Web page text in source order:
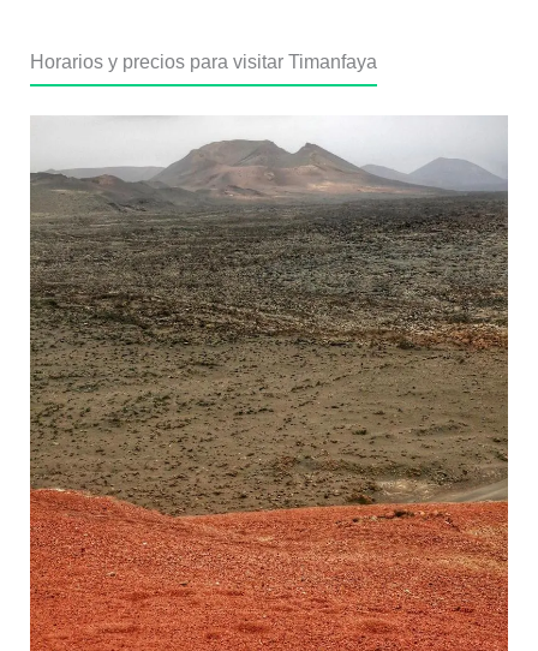
Horarios y precios para visitar Timanfaya